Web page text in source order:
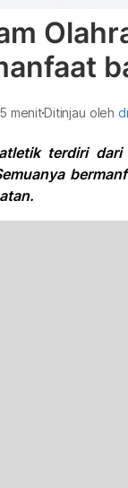
5 menitDitinjau oleh
terdiri